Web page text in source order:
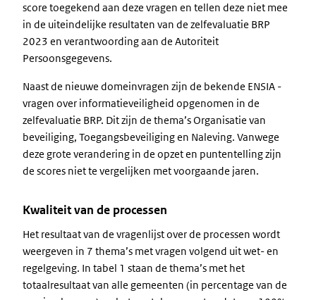
score toegekend aan deze vragen en tellen deze niet mee
in de uiteindelijke resultaten van de zelfevaluatie BRP
2023 en verantwoording aan de Autoriteit
Persoonsgegevens.
Naast de nieuwe domeinvragen zijn de bekende ENSIA -
vragen over informatieveiligheid opgenomen in de
zelfevaluatie BRP. Dit zijn de thema’s Organisatie van
beveiliging, Toegangsbeveiliging en Naleving. Vanwege
deze grote verandering in de opzet en puntentelling zijn
de scores niet te vergelijken met voorgaande jaren.
Kwaliteit van de processen
Het resultaat van de vragenlijst over de processen wordt
weergeven in 7 thema’s met vragen volgend uit wet- en
regelgeving. In tabel 1 staan de thema’s met het
totaalresultaat van alle gemeenten (in percentage van de